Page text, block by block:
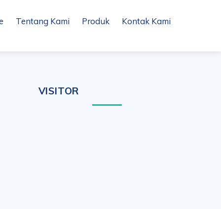
Tentang Kami Produk Kontak Kami
VISITOR